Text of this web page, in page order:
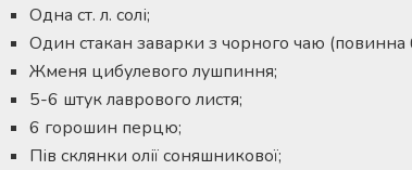
Одна ст. л. солі;
Один стакан заварки з чорного чаю (повинна
Жменя цибулевого лушпиння;
5-6 штук лаврового листя;
6 горошин перцю;
Пів склянки олії соняшникової;